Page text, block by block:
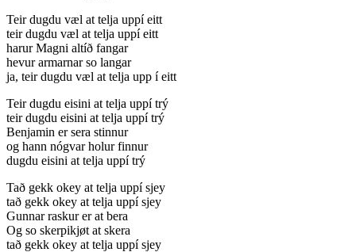
Teir dugdu væl at telja uppí eitt
teir dugdu væl at telja uppí eitt
harur Magni altíð fangar
hevur armarnar so langar
ja, teir dugdu væl at telja upp í eitt
Teir dugdu eisini at telja uppí trý
teir dugdu eisini at telja uppí trý
Benjamin er sera stinnur
og hann nógvar holur finnur
dugdu eisini at telja uppí trý
Tað gekk okey at telja uppí sjey
tað gekk okey at telja uppí sjey
Gunnar raskur er at bera
Og so skerpikjøt at skera
tað gekk okey at telja uppí sjey